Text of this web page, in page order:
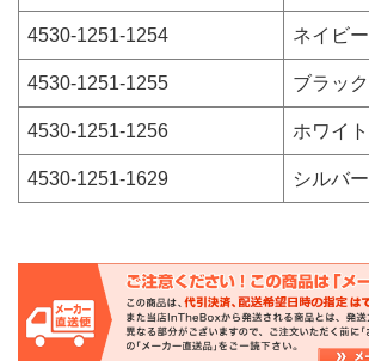
4530-1251-1254 ネイビー
4530-1251-1255 ブラック
4530-1251-1256 ホワイト
4530-1251-1629 シルバー